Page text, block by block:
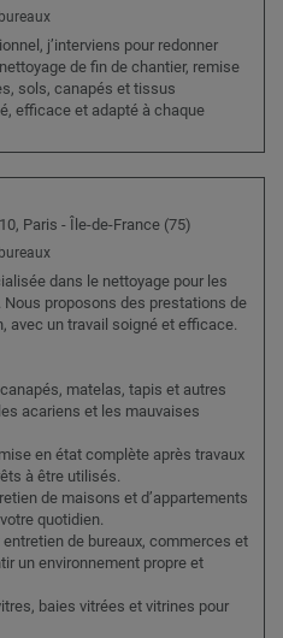
j’interviens pour redonner
de fin de chantier, remise
sols, canapés et tissus
efficace et adapté à chaque
Paris - Île-de-France (75)
dans le nettoyage pour les
proposons des prestations de
avec un travail soigné et efficace.
matelas, tapis et autres
acariens et les mauvaises
en état complète après travaux
à être utilisés.
de maisons et d’appartements
quotidien.
de bureaux, commerces et
un environnement propre et
baies vitrées et vitrines pour